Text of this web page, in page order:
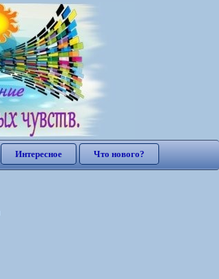
Интересное Что нового?